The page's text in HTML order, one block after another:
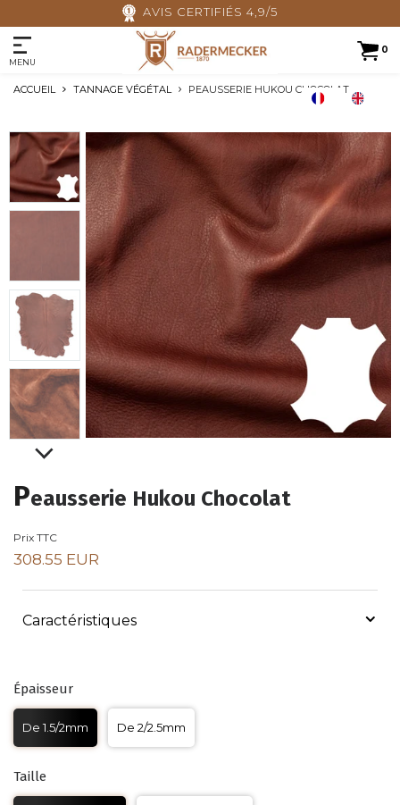
AVIS CERTIFIÉS 4,9/5
0
MENU
ACCUEIL TANNAGE VÉGÉTAL PEAUSSERIE HUKOU CHOCOLAT
Peausserie Hukou Chocolat
Prix TTC
308.55 EUR
Caractéristiques
Épaisseur
De 1.5/2mm De 2/2.5mm
Taille